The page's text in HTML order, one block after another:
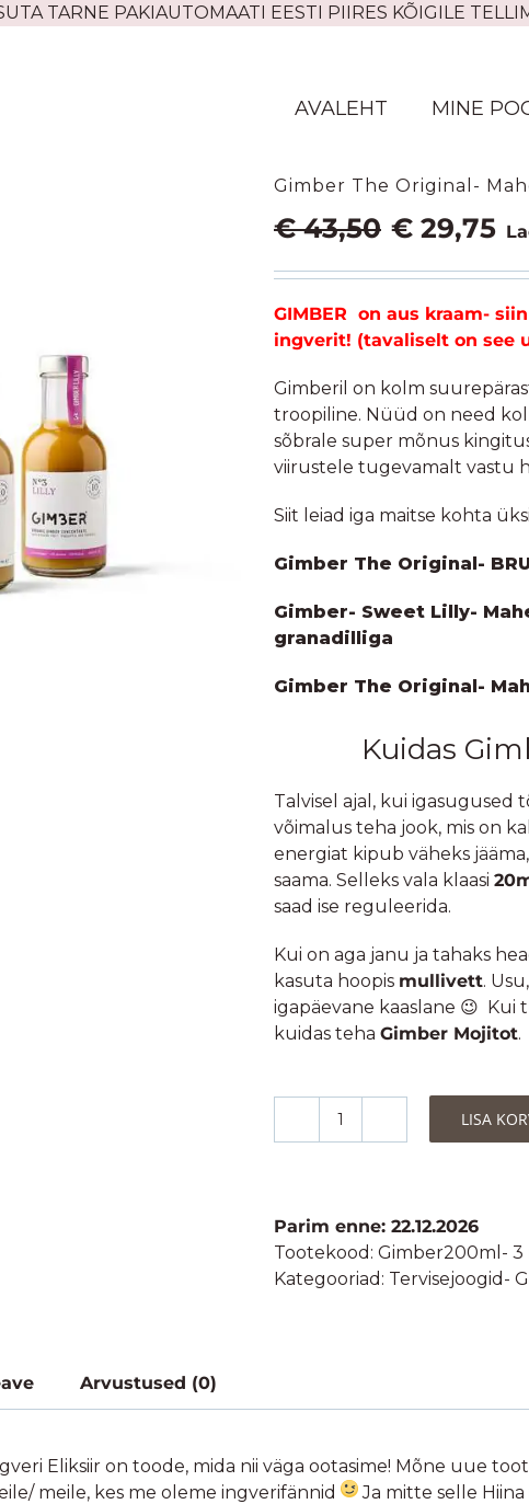
TARNE PAKIAUTOMAATI EESTI PIIRES KÕIGILE
AVALEHT MINE
Gimber The Original-
€43,50 Algne
hind
oli:
€ 29,75
on:
GIMBER on aus kraam-
ingverit! (tavaliselt on see
Gimberil on kolm
troopiline. Nüüd on need
sõbrale super mõnus
viirustele tugevamalt vastu
Siit leiad iga maitse kohta
Gimber The Original-
Gimber- Sweet Lilly-
granadilliga
Gimber The Original-
Kuidas
Talvisel ajal, kui igasugused
võimalus teha jook, mis on
energiat kipub väheks
saama. Selleks vala klaasi
saad ise reguleerida.
Kui on aga janu ja tahaks
kasuta hoopis mullivett.
igapäevane kaaslane 😉 Kui
kuidas teha Gimber Mojitot.
Gimber
Ingveri
Eliksiir
200ml
LISA
Parim enne: 22.12.2026
Tootekood: Gimber200ml- 3
Kategooriad: Tervisejoogid-
Arvustused (0)
Eliksiir on toode, mida nii väga ootasime! Mõne uue
meile, kes me oleme ingverifännid
Ja mitte selle